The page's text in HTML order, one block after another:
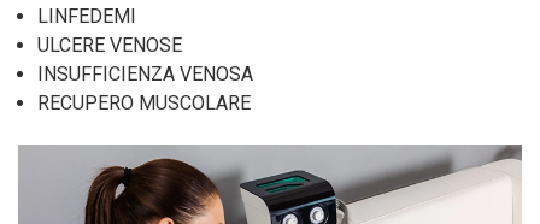
LINFEDEMI
ULCERE VENOSE
INSUFFICIENZA VENOSA
RECUPERO MUSCOLARE